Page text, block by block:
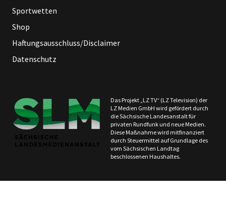
Sportwetten
Shop
Haftungsausschluss/Disclaimer
Datenschutz
Das Projekt „LZ TV“ (LZ Television) der
LZ Medien GmbH wird gefördert durch
die Sächsische Landesanstalt für
privaten Rundfunk und neue Medien.
Diese Maßnahme wird mitfinanziert
durch Steuermittel auf Grundlage des
vom Sächsischen Landtag
beschlossenen Haushaltes.